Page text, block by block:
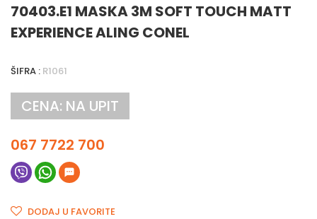
70403.E1 MASKA 3M SOFT TOUCH MATT
EXPERIENCE ALING CONEL
ŠIFRA : R1061
CENA: NA UPIT
067 7722 700
DODAJ U FAVORITE